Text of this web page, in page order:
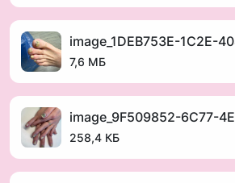
7,6 МБ
258,4 КБ